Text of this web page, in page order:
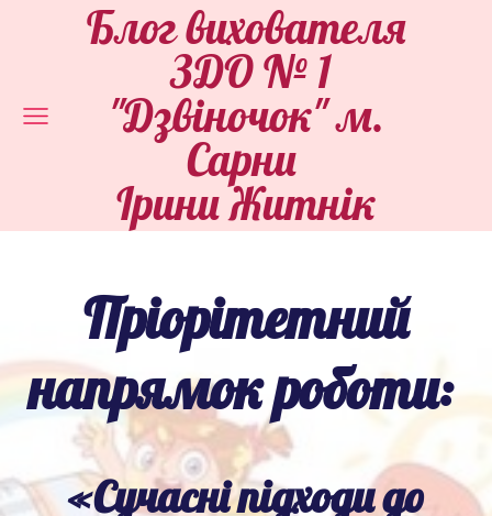
Блог вихователя
ЗДО № 1
"Дзвіночок" м.
Сарни
Ірини Житнік
Пріорітетний
напрямок роботи:
«Сучасні підходи до